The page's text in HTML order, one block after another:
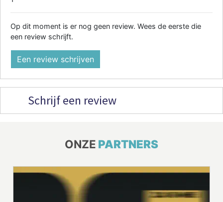
Op dit moment is er nog geen review. Wees de eerste die
een review schrijft.
Een review schrijven
Schrijf een review
ONZE PARTNERS